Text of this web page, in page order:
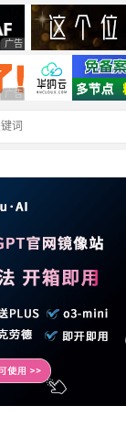
广告 商业广告，理性选择
广告 商业广告，理性选择